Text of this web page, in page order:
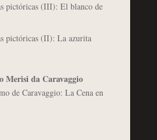
pictóricas (III): El blanco de
pictóricas (II): La azurita
Merisi da Caravaggio
de Caravaggio: La Cena en